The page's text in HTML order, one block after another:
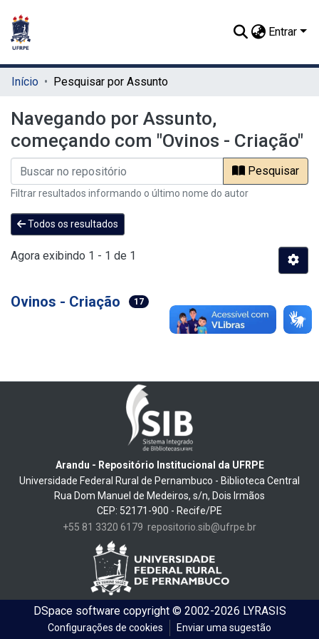
Entrar
Início Pesquisar por Assunto
Navegando por Assunto,
começando com "Ovinos - Criação"
Pesquisar
Filtrar resultados informando o último nome do autor
Todos os resultados
Agora exibindo 1 - 1 de 1
Ovinos - Criação 17
Arandu - Repositório Institucional da UFRPE
Universidade Federal Rural de Pernambuco - Biblioteca Central
Rua Dom Manuel de Medeiros, s/n, Dois Irmãos
CEP: 52171-900 - Recife/PE
+55 81 3320 6179 repositorio.sib@ufrpe.br
DSpace softwarecopyright © 2002-2026 LYRASIS
Configurações de cookies Enviar uma sugestão